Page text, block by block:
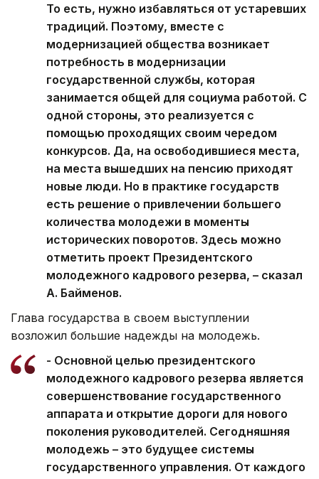
То есть, нужно избавляться от устаревших
традиций. Поэтому, вместе с
модернизацией общества возникает
потребность в модернизации
государственной службы, которая
занимается общей для социума работой. С
одной стороны, это реализуется с
помощью проходящих своим чередом
конкурсов. Да, на освободившиеся места,
на места вышедших на пенсию приходят
новые люди. Но в практике государств
есть решение о привлечении большего
количества молодежи в моменты
исторических поворотов. Здесь можно
отметить проект Президентского
молодежного кадрового резерва, – сказал
А. Байменов.
Глава государства в своем выступлении
возложил большие надежды на молодежь.
- Основной целью президентского
молодежного кадрового резерва является
совершенствование государственного
аппарата и открытие дороги для нового
поколения руководителей. Сегодняшняя
молодежь – это будущее системы
государственного управления. От каждого